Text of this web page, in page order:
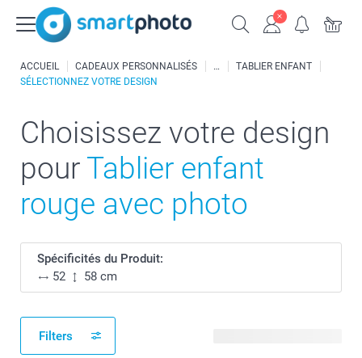
ACCUEIL CADEAUX PERSONNALISÉS
TABLIER ENFANT
SÉLECTIONNEZ VOTRE DESIGN
Choisissez votre design
pour Tablier enfant
rouge avec photo
Spécificités du Produit:
52
58 cm
Filters